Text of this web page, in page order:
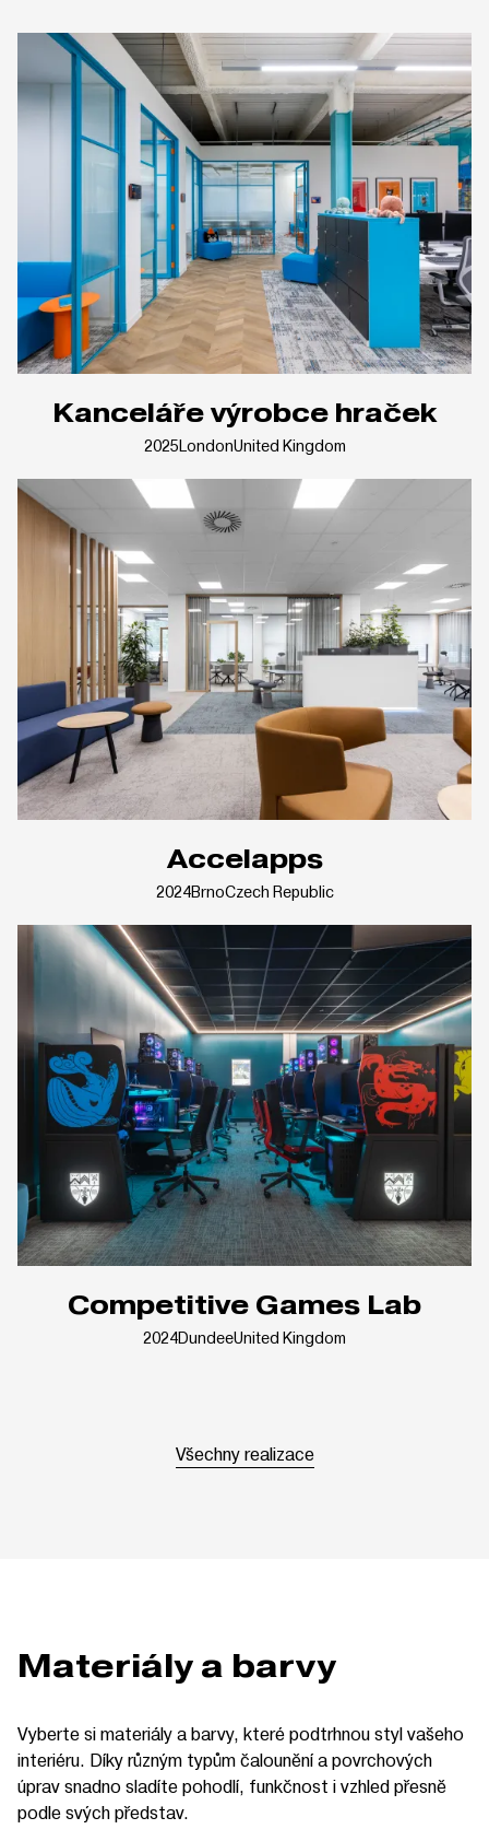
Kanceláře výrobce hraček
2025LondonUnited Kingdom
Accelapps
2024BrnoCzech Republic
Competitive Games Lab
2024DundeeUnited Kingdom
Všechny realizace
Materiály a barvy
Vyberte si materiály a barvy, které podtrhnou styl vašeho
interiéru. Díky různým typům čalounění a povrchových
úprav snadno sladíte pohodlí, funkčnost i vzhled přesně
podle svých představ.